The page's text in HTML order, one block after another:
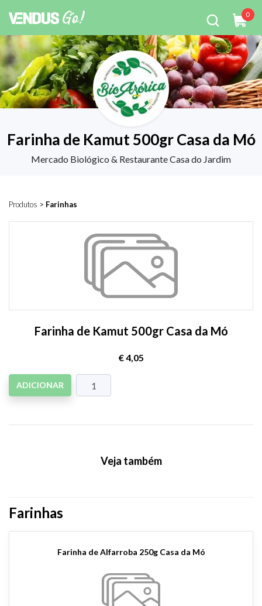
0
Farinha de Kamut 500gr Casa da Mó
Mercado Biológico & Restaurante Casa do Jardim
Produtos > Farinhas
Farinha de Kamut 500gr Casa da Mó
€ 4,05
ADICIONAR
Veja também
Farinhas
Farinha de Alfarroba 250g Casa da Mó